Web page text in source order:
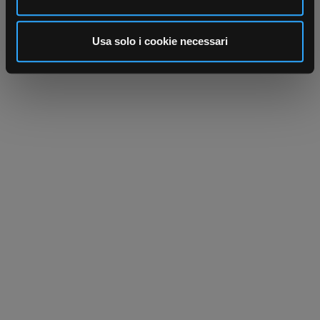
analizzare il nostro traffico. Condividiamo inoltre
informazioni sul modo in cui utilizza il nostro sito con i
nostri partner che si occupano di analisi dei dati web,
pubblicità e social media, i quali potrebbero combinarle
Usa solo i cookie necessari